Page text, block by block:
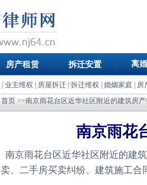
房产租赁 拆迁安置 离
业主维权 房屋拆迁 拆迁维权 婚姻家庭 房
首页>>南京雨花台区近华社区附近的建筑房产
南京雨花
南京雨花台区近华社区附近的建
卖、二手房买卖纠纷、建筑施工合